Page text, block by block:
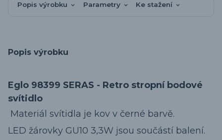
Popis výrobku Parametry Ke stažení
Popis výrobku
Eglo 98399 SERAS - Retro stropní bodové
svítidlo
Materiál svítidla je kov v černé barvě.
LED žárovky GU10 3,3W jsou součástí balení.